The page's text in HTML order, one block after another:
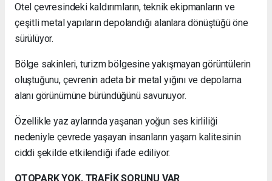
Otel çevresindeki kaldırımların, teknik ekipmanların ve
çeşitli metal yapıların depolandığı alanlara dönüştüğü öne
sürülüyor.
Bölge sakinleri, turizm bölgesine yakışmayan görüntülerin
oluştuğunu, çevrenin adeta bir metal yığını ve depolama
alanı görünümüne büründüğünü savunuyor.
Özellikle yaz aylarında yaşanan yoğun ses kirliliği
nedeniyle çevrede yaşayan insanların yaşam kalitesinin
ciddi şekilde etkilendiği ifade ediliyor.
OTOPARK YOK, TRAFİK SORUNU VAR